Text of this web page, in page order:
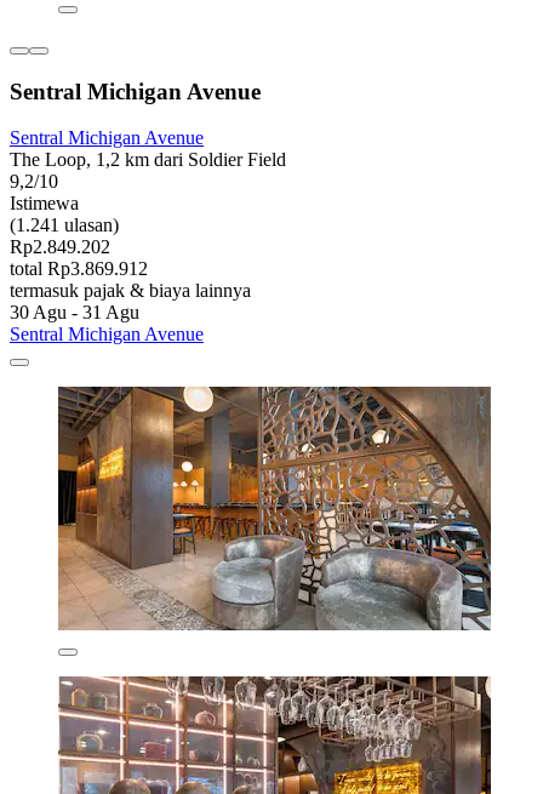
Sentral Michigan Avenue
Sentral Michigan Avenue
The Loop, 1,2 km dari Soldier Field
9,2/10
Istimewa
(1.241 ulasan)
Rp2.849.202
total Rp3.869.912
termasuk pajak & biaya lainnya
30 Agu - 31 Agu
Sentral Michigan Avenue